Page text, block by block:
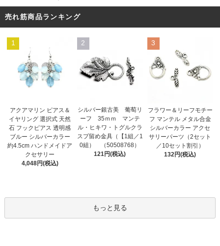
売れ筋商品ランキング
1
アクアマリン ピアス＆
イヤリング 選択式 天然
石 フックピアス 透明感
ブルー シルバーカラー
約4.5cm ハンドメイドア
クセサリー
4,048円(税込)
2
シルバー銀古美 葡萄リ
ーフ 35ｍｍ マンテ
ル・ヒキワ・トグルクラ
スプ留め金具（【1組／1
0組） （50508768）
121円(税込)
3
フラワー＆リーフモチー
フ マンテル メタル合金
シルバーカラー アクセ
サリーパーツ（2セット
／10セット割引）
132円(税込)
もっと見る